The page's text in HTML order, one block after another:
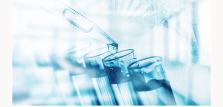
MUSISZ
WIEDZIEĆ